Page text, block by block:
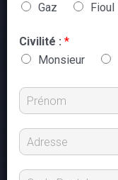
Gaz
Fioul
Civilité : *
Monsieur